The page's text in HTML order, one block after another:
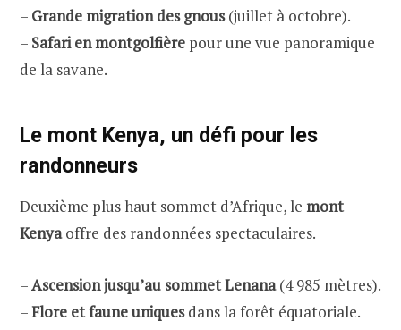
– Grande migration des gnous(juillet à octobre).
– Safari en montgolfière pour une vue panoramique
de la savane.
Le mont Kenya, un défi pour les
randonneurs
Deuxième plus haut sommet d’Afrique, le mont
Kenyaoffre des randonnées spectaculaires.
–Ascension jusqu’au sommet Lenana(4 985 mètres).
–Flore et faune uniquesdans la forêt équatoriale.